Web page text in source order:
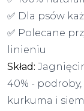
✅ Dla psów
✅ Polecane
linieniu
Skład:
40% - podroby,
kurkuma i